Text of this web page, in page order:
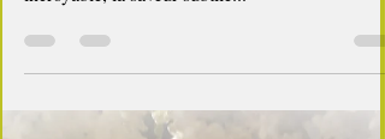
5 min de lecture